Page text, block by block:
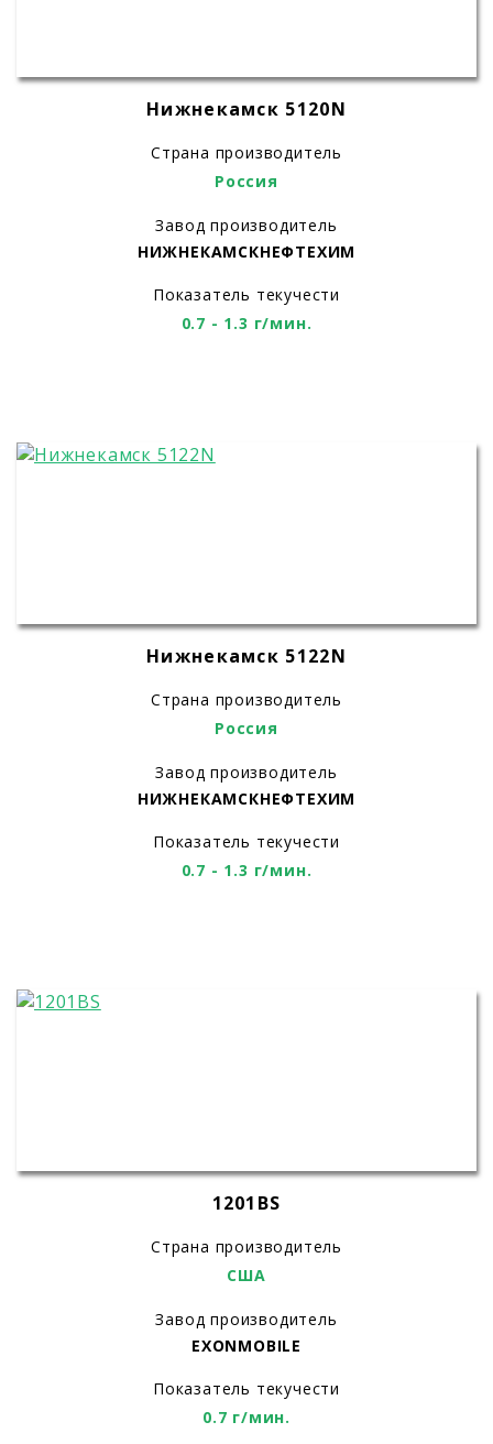
Нижнекамск 5120N
Страна производитель
Россия
Завод производитель
НИЖНЕКАМСКНЕФТЕХИМ
Показатель текучести
0.7 - 1.3 г/мин.
Нижнекамск 5122N
Страна производитель
Россия
Завод производитель
НИЖНЕКАМСКНЕФТЕХИМ
Показатель текучести
0.7 - 1.3 г/мин.
1201BS
Страна производитель
США
Завод производитель
EXONMOBILE
Показатель текучести
0.7 г/мин.